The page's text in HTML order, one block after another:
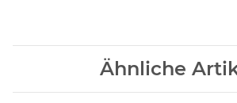
Ähnliche